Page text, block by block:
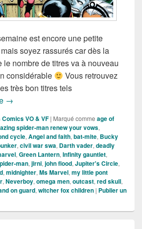
est encore une petite
soyez rassurés car dès la
nombre de titres va à nouveau
considérable
Vous retrouvez
très bon titres tels
Sorties des Comics VO de la semaine
→
VO & VF | Marqué comme age of
spider-man renew your vows,
cycle, Angel and faith, bat-mite, Bucky
, civil war swa, Darth vader, deadly
, Green Lantern, Infinity gauntlet,
man, jirni, john flood, Jupiter's Circle,
, midnighter, Ms Marvel, my little pont
, Neverboy, omega men, outcast, red skull,
on guard, witcher fox children | Publier un